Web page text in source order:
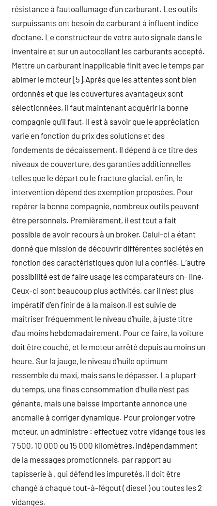
résistance à l’autoallumage d’un carburant. Les outils
surpuissants ont besoin de carburant à influent indice
d’octane. Le constructeur de votre auto signale dans le
inventaire et sur un autocollant les carburants accepté.
Mettre un carburant inapplicable finit avec le temps par
abimer le moteur [5].Après que les attentes sont bien
ordonnés et que les couvertures avantageux sont
sélectionnées, il faut maintenant acquérir la bonne
compagnie qu’il faut. Il est à savoir que le appréciation
varie en fonction du prix des solutions et des
fondements de décaissement. Il dépend à ce titre des
niveaux de couverture, des garanties additionnelles
telles que le départ ou le fracture glacial. enfin, le
intervention dépend des exemption proposées. Pour
repérer la bonne compagnie, nombreux outils peuvent
être personnels. Premièrement, il est tout a fait
possible de avoir recours à un broker. Celui-ci a étant
donné que mission de découvrir différentes sociétés en
fonction des caractéristiques qu’on lui a confiés. L’autre
possibilité est de faire usage les comparateurs on- line.
Ceux-ci sont beaucoup plus activités, car il n’est plus
impératif d’en finir de à la maison.Il est suivie de
maîtriser fréquemment le niveau d’huile, à juste titre
d’au moins hebdomadairement. Pour ce faire, la voiture
doit être couché, et le moteur arrêté depuis au moins un
heure. Sur la jauge, le niveau d’huile optimum
ressemble du maxi, mais sans le dépasser. La plupart
du temps, une fines consommation d’huile n’est pas
génante, mais une baisse importante annonce une
anomalie à corriger dynamique. Pour prolonger votre
moteur, un administre : effectuez votre vidange tous les
7 500, 10 000 ou 15 000 kilomètres, indépendamment
de la messages promotionnels. par rapport au
tapisserie à , qui défend les impuretés, il doit être
changé à chaque tout-à-l’égout ( diesel ) ou toutes les 2
vidanges.